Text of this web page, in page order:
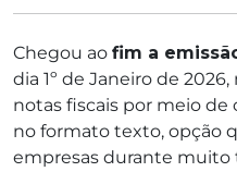
Chegou ao fim a
dia 1º de Janeiro de
notas fiscais por meio de
no formato texto, opção
empresas durante muito